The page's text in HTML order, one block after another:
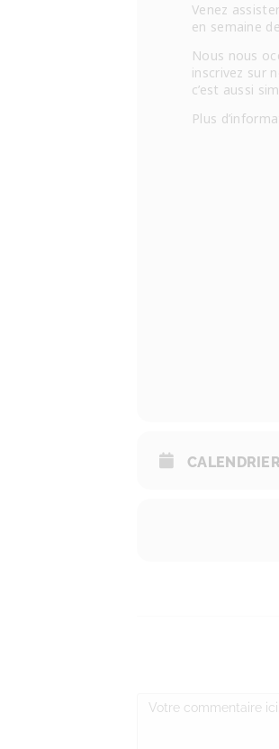
Venez
en semaine
Nous nous
inscrivez sur
c’est aussi
Plus
CALENDRIER